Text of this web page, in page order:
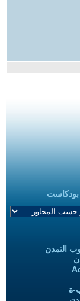
بودكاست
التمدن
ة